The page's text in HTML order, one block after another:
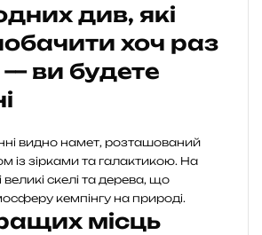
див, які
хоч раз
— ви будете
місць